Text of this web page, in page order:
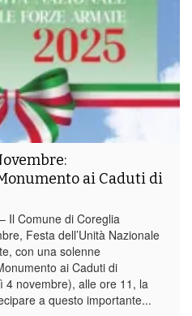
ai Caduti di
Il Comune di Coreglia
Festa dell’Unità Nazionale
con una solenne
ai Caduti di
4 novembre), alle ore 11, la
a questo importante...